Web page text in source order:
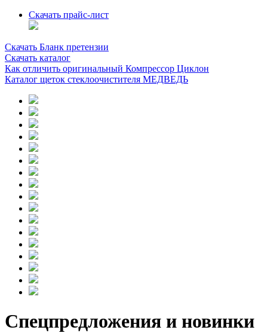
Скачать прайс-лист
Скачать Бланк претензии
Скачать каталог
Как отличить оригинальный Компрессор Циклон
Каталог щеток стеклоочистителя МЕДВЕДЬ
Спецпредложения и новинки